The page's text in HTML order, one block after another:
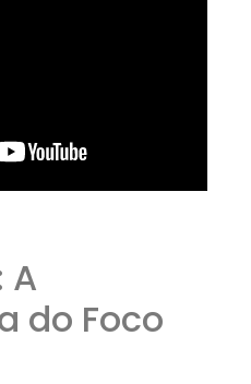
A
do Foco